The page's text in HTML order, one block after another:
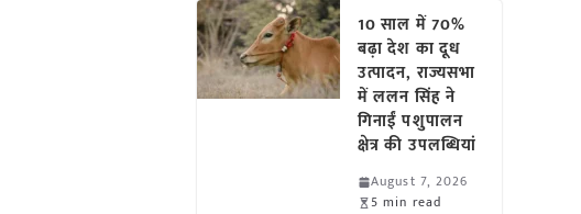
10 साल में 70%
बढ़ा देश का दूध
उत्पादन, राज्यसभा
में ललन सिंह ने
गिनाईं पशुपालन
क्षेत्र की उपलब्धियां
August 7, 2026
5 min read